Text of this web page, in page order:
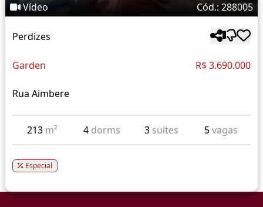
Vídeo Cód.: 288005
Perdizes
Garden R$ 3.690.000
Rua Aimbere
213 m² 4 dorms 3 suítes 5vagas
Especial